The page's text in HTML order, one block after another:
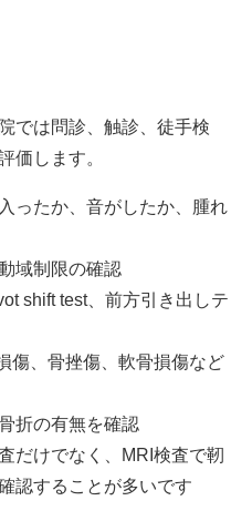
では問診、触診、徒手検
価します。
ったか、音がしたか、腫れ
域制限の確認
shift test、前方引き出しテ
傷、骨挫傷、軟骨損傷など
折の有無を確認
だけでなく、MRI検査で靭
認することが多いです